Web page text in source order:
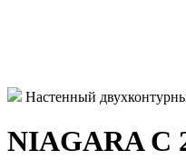
Настенный
NIAGARA C